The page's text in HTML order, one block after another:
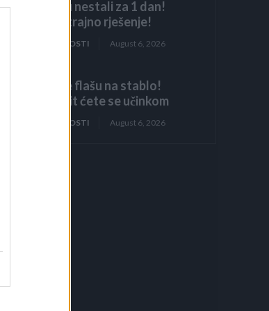
Mravi su nestali za 1 dan!
Najjače trajno rješenje!
ZANIMLJIVOSTI August 6, 2026
Objesite flašu na stablo!
Iznenadit ćete se učinkom
ZANIMLJIVOSTI August 6, 2026